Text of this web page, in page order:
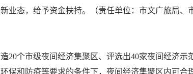
业态，给予资金扶持。（责任单位：市文广旅局、
20个市级夜间经济集聚区、评选出40家夜间经济示
和防疫等要求的条件下，夜间经济集聚区内可合